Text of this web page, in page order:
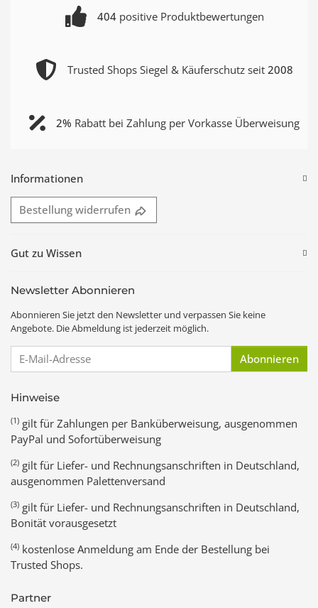
404positive Produktbewertungen
Trusted Shops Siegel & Käuferschutz seit 2008
2% Rabatt bei Zahlung per Vorkasse Überweisung
Informationen
Bestellung widerrufen
Gut zu Wissen
Newsletter Abonnieren
Abonnieren Sie jetzt den Newsletter und verpassen Sie keine
Angebote. Die Abmeldung ist jederzeit möglich.
E-Mail-Adresse Abonnieren
Hinweise
(1) gilt für Zahlungen per Banküberweisung, ausgenommen
PayPal und Sofortüberweisung
(2) gilt für Liefer- und Rechnungsanschriften in Deutschland,
ausgenommen Palettenversand
(3) gilt für Liefer- und Rechnungsanschriften in Deutschland,
Bonität vorausgesetzt
(4) kostenlose Anmeldung am Ende der Bestellung bei
Trusted Shops.
Partner